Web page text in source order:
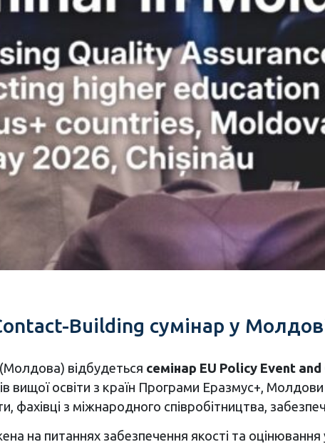
Building сумінар у
відбудеться семінар EU Policy Event
вищої освіти з країн Програми Еразмус+,
фахівці з міжнародного співробітництва,
на питаннях забезпечення якості та оцінювання